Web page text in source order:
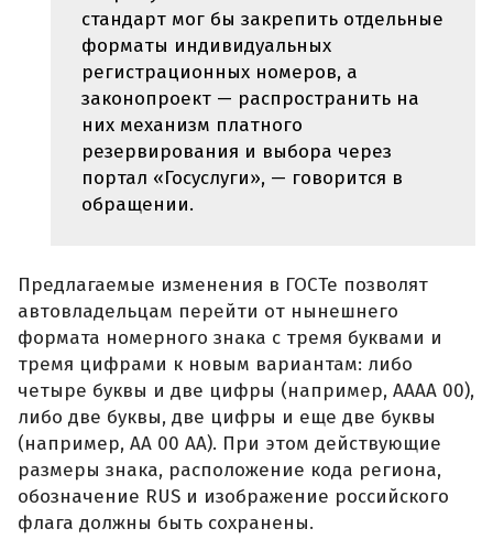
стандарт мог бы закрепить отдельные
форматы индивидуальных
регистрационных номеров, а
законопроект — распространить на
них механизм платного
резервирования и выбора через
портал «Госуслуги», — говорится в
обращении.
Предлагаемые изменения в ГОСТе позволят
автовладельцам перейти от нынешнего
формата номерного знака с тремя буквами и
тремя цифрами к новым вариантам: либо
четыре буквы и две цифры (например, АААА 00),
либо две буквы, две цифры и еще две буквы
(например, АА 00 АА). При этом действующие
размеры знака, расположение кода региона,
обозначение RUS и изображение российского
флага должны быть сохранены.